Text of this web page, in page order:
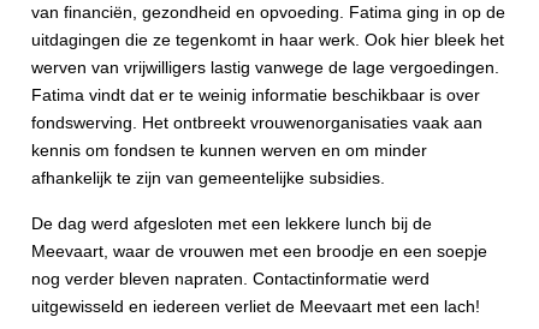
van financiën, gezondheid en opvoeding. Fatima ging in op de
uitdagingen die ze tegenkomt in haar werk. Ook hier bleek het
werven van vrijwilligers lastig vanwege de lage vergoedingen.
Fatima vindt dat er te weinig informatie beschikbaar is over
fondswerving. Het ontbreekt vrouwenorganisaties vaak aan
kennis om fondsen te kunnen werven en om minder
afhankelijk te zijn van gemeentelijke subsidies.
De dag werd afgesloten met een lekkere lunch bij de
Meevaart, waar de vrouwen met een broodje en een soepje
nog verder bleven napraten. Contactinformatie werd
uitgewisseld en iedereen verliet de Meevaart met een lach!